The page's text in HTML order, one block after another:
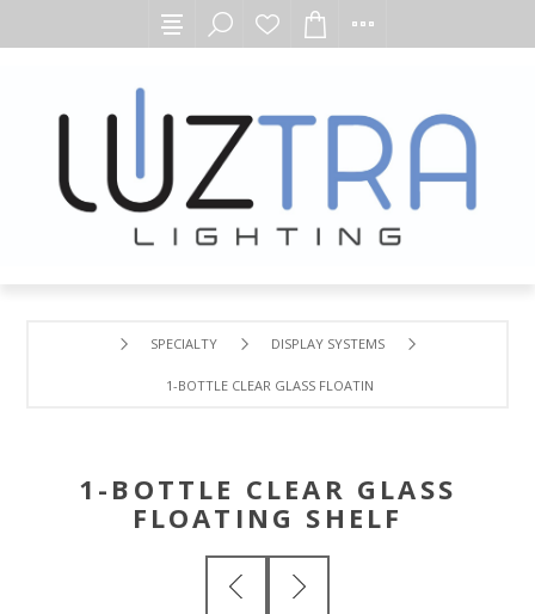
SPECIALTY DISPLAY SYSTEMS
1-BOTTLE CLEAR GLASS FLOATING SHELF
1-BOTTLE CLEAR GLASS
FLOATING SHELF